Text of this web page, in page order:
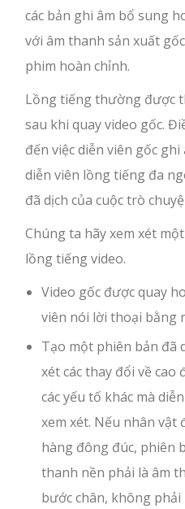
các bản ghi âm bổ sung
với âm thanh sản xuất
phim hoàn chỉnh.
Lồng tiếng thường được
sau khi quay video gốc.
đến việc diễn viên gốc
diễn viên lồng tiếng đa
đã dịch của cuộc trò
Chúng ta hãy xem xét
lồng tiếng video.
Video gốc được quay
viên nói lời thoại bằng
Tạo một phiên bản đã
xét các thay đổi về cao
các yếu tố khác mà
xem xét. Nếu nhân
hàng đông đúc, phiên
thanh nền phải là âm
bước chân, không